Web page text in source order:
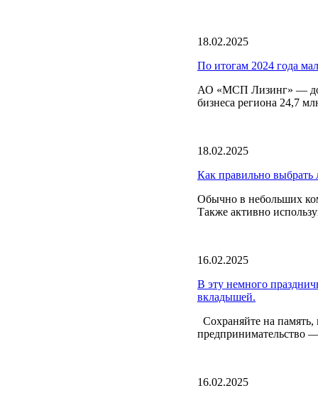
18.02.2025
По итогам 2024 года
АО «МСП Лизинг» —
бизнеса региона 24,7
18.02.2025
Как правильно выбрать
Обычно в небольших
Также активно
16.02.2025
В эту немного
вкладышей.
Сохраняйте на память,
предпринимательство
16.02.2025